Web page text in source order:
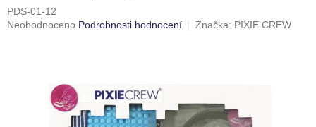
PDS-01-12
Průměrné
Neohodnoceno Podrobnosti hodnocení Značka: PIXIE CREW